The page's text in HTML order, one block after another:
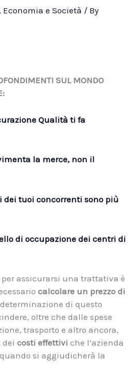
, Economia e Società / By
SUL MONDO
Qualità ti fa
la merce, non il
dei tuoi concorrenti sono più
di occupazione dei centri di
per assicurarsi una trattativa è
calcolare un prezzo di
di questo
oltre che dalle spese
trasporto e altro ancora,
costi effettivi che l’azienda
si aggiudicherà la